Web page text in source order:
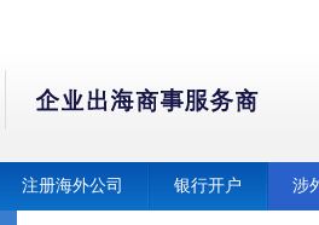
注册海外公司 银行开户 涉